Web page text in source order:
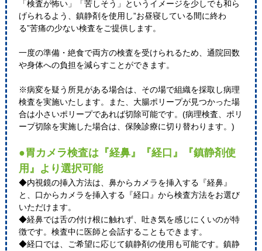
「検査が怖い」「苦しそう」というイメージを少しでも和ら
げられるよう、鎮静剤を使用し”お昼寝している間に終わ
る”苦痛の少ない検査をご提供します。
一度の準備・絶食で両方の検査を受けられるため、通院回数
や身体への負担を減らすことができます。
※病変を疑う所見がある場合は、その場で組織を採取し病理
検査を実施いたします。また、大腸ポリープが見つかった場
合は小さいポリープであれば切除可能です。(病理検査、ポリ
ープ切除を実施した場合は、保険診療に切り替わります。)
●胃カメラ検査は『経鼻』『経口』『鎮静剤使
用』より選択可能
◆内視鏡の挿入方法は、鼻からカメラを挿入する『経鼻』
と、口からカメラを挿入する『経口』から検査方法をお選び
いただけます。
◆経鼻では舌の付け根に触れず、吐き気を感じにくいのが特
徴です。検査中に医師と会話することもできます。
◆経口では、ご希望に応じて鎮静剤の使用も可能です。鎮静